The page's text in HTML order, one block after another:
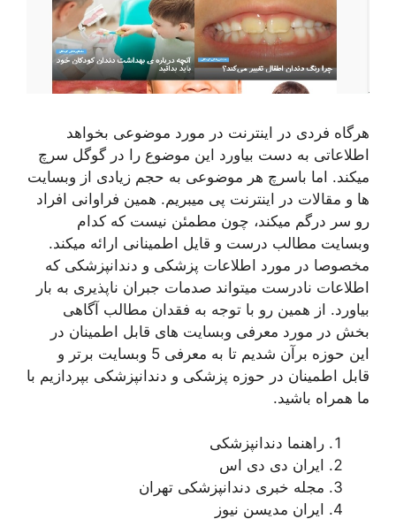
هرگاه فردی در اینترنت در مورد موضوعی بخواهد
اطلاعاتی به دست بیاورد این موضوع را در گوگل سرچ
میکند. اما باسرچ هر موضوعی به حجم زیادی از وبسایت
ها و مقالات در اینترنت پی میبریم. همین فراوانی افراد
رو سر درگم میکند، چون مطمئن نیست که کدام
وبسایت مطالب درست و قایل اطمینانی ارائه میکند.
مخصوصا در مورد اطلاعات پزشکی و دندانپزشکی که
اطلاعات نادرست میتواند صدمات جبران ناپذیری به بار
بیاورد. از همین رو با توجه به فقدان مطالب آگاهی
بخش در مورد معرفی وبسایت های قابل اطمینان در
این حوزه برآن شدیم تا به معرفی 5 وبسایت برتر و
قابل اطمینان در حوزه پزشکی و دندانپزشکی بپردازیم با
ما همراه باشید.
راهنما دندانپزشکی
ایران دی دی اس
مجله خبری دندانپزشکی تهران
ایران مدیسن نیوز